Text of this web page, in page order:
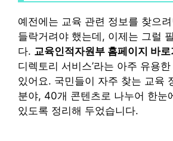
예전에는 교육 관련 정보를 찾으
들락거려야 했는데, 이제는 그럴
다. 교육인적자원부 홈페이지 바로
디렉토리 서비스’라는 아주 유용
있어요. 국민들이 자주 찾는 교육
분야, 40개 콘텐츠로 나누어 한눈
있도록 정리해 두었습니다.